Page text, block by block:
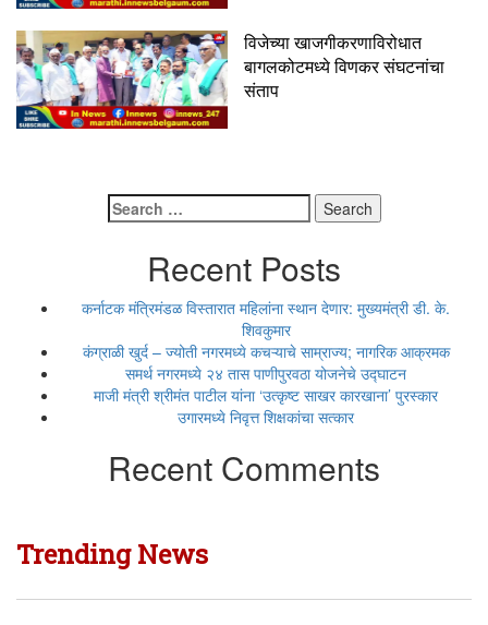
विजेच्या खाजगीकरणाविरोधात
बागलकोटमध्ये विणकर संघटनांचा
संताप
Search
for:
Recent Posts
कर्नाटक मंत्रिमंडळ विस्तारात महिलांना स्थान देणार: मुख्यमंत्री डी. के.
शिवकुमार
कंग्राळी खुर्द – ज्योती नगरमध्ये कचऱ्याचे साम्राज्य; नागरिक आक्रमक
समर्थ नगरमध्ये २४ तास पाणीपुरवठा योजनेचे उद्घाटन
माजी मंत्री श्रीमंत पाटील यांना ‘उत्कृष्ट साखर कारखाना’ पुरस्कार
उगारमध्ये निवृत्त शिक्षकांचा सत्कार
Recent Comments
Trending News